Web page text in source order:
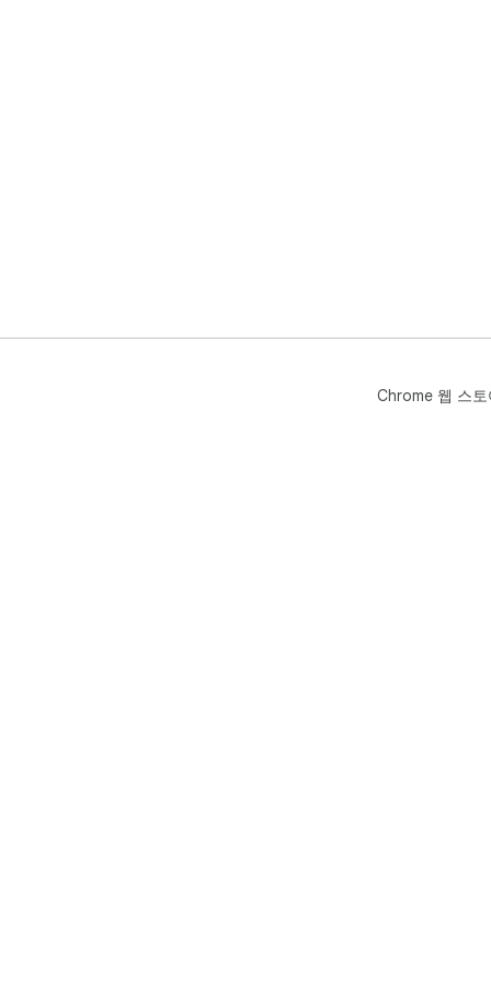
Chrome 웹 스